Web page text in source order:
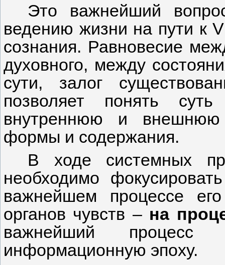
Это важнейший
ведению жизни на пути к
сознания. Равновесие
духовного, между
сути, залог
позволяет понять
внутреннюю и внешнюю
формы и содержания.
В ходе системных
необходимо
важнейшем процессе
органов чувств – на
важнейший процесс
информационную эпоху.